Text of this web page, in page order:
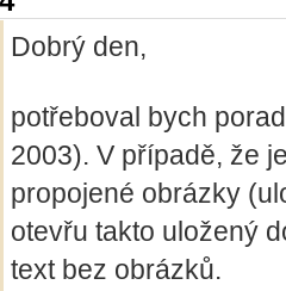
Dobrý den,
potřeboval bych
2003). V případě, že
propojené obrázky
otevřu takto uložený
text bez obrázků.